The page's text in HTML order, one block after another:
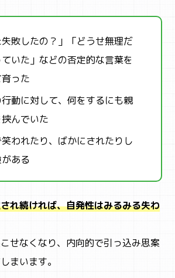
失敗したの？」「どうせ無理だ
いた」などの否定的な言葉を
った
動に対して、何をするにも親
んでいた
われたり、ばかにされたりし
ある
れ続ければ、自発性はみるみる失わ
せなくなり、内向的で引っ込み思案
まいます。